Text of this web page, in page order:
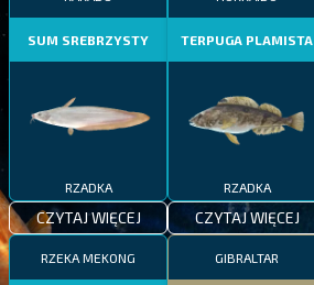
SUM SREBRZYSTY
RZADKA
CZYTAJ WIĘCEJ
TERPUGA PLAMISTA
RZADKA
CZYTAJ WIĘCEJ
RZEKA MEKONG GIBRALTAR